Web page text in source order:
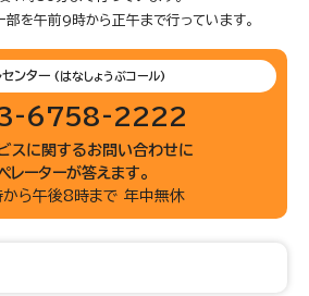
を午前9時から正午まで行っています。
ンター (はなしょうぶコール)
6758-2222
スに関するお問い合わせに
レーターが答えます。
ら午後8時まで 年中無休